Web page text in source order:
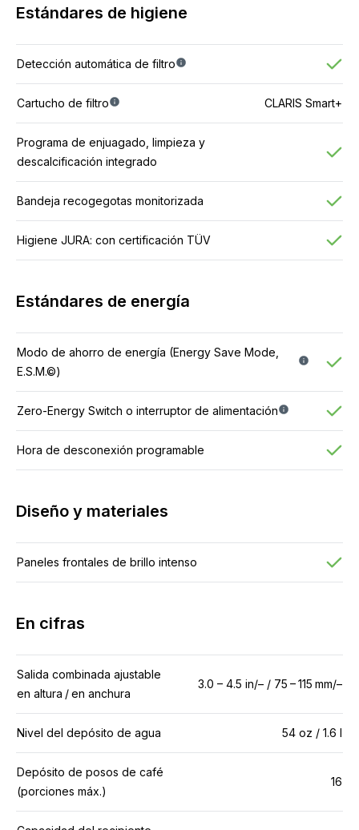
Estándares de higiene
Detección automática de filtro
Cartucho de filtro CLARIS Smart+
Programa de enjuagado, limpieza y
descalcificación integrado
Bandeja recogegotas monitorizada
Higiene JURA: con certificación TÜV
Estándares de energía
Modo de ahorro de energía (Energy Save Mode,
E.S.M.©)
Zero-Energy Switch o interruptor de alimentación
Hora de desconexión programable
Diseño y materiales
Paneles frontales de brillo intenso
En cifras
Salida combinada ajustable
en altura / en anchura
3.0 – 4.5 in/– / 75 – 115 mm/–
Nivel del depósito de agua 54 oz / 1.6 l
Depósito de posos de café
(porciones máx.)
16